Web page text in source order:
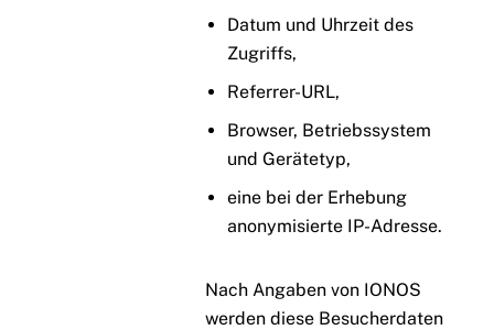
Datum und Uhrzeit des
Zugriffs,
Referrer-URL,
Browser, Betriebssystem
und Gerätetyp,
eine bei der Erhebung
anonymisierte IP-Adresse.
Nach Angaben von IONOS
werden diese Besucherdaten